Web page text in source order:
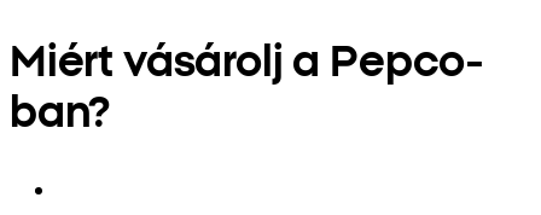
Miért vásárolj a Pepco-
ban?